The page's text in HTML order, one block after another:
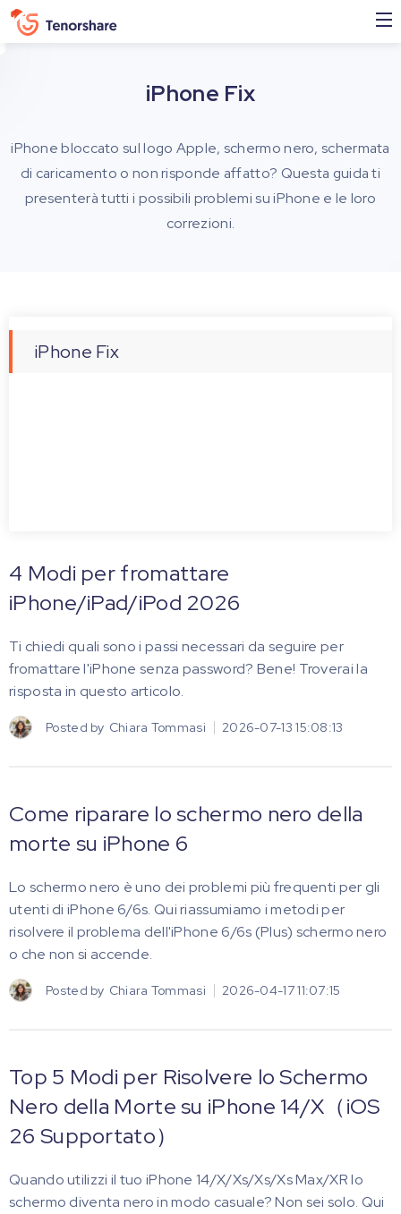
iPhone Fix
iPhone bloccato sul logo Apple, schermo nero, schermata
di caricamento o non risponde affatto? Questa guida ti
presenterà tutti i possibili problemi su iPhone e le loro
correzioni.
iPhone Fix
4 Modi per fromattare
iPhone/iPad/iPod 2026
Ti chiedi quali sono i passi necessari da seguire per
fromattare l'iPhone senza password? Bene! Troverai la
risposta in questo articolo.
Posted by Chiara Tommasi 2026-07-13 15:08:13
Come riparare lo schermo nero della
morte su iPhone 6
Lo schermo nero è uno dei problemi più frequenti per gli
utenti di iPhone 6/6s. Qui riassumiamo i metodi per
risolvere il problema dell'iPhone 6/6s (Plus) schermo nero
o che non si accende.
Posted by Chiara Tommasi 2026-04-17 11:07:15
Top 5 Modi per Risolvere lo Schermo
Nero della Morte su iPhone 14/X（iOS
26 Supportato）
Quando utilizzi il tuo iPhone 14/X/Xs/Xs/Xs Max/XR lo
schermo diventa nero in modo casuale? Non sei solo. Qui